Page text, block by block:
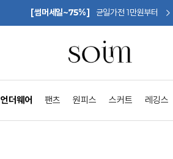
[썸머세일~75%] 균일가전 1만원부터
언더웨어 팬츠 원피스 스커트 레깅스